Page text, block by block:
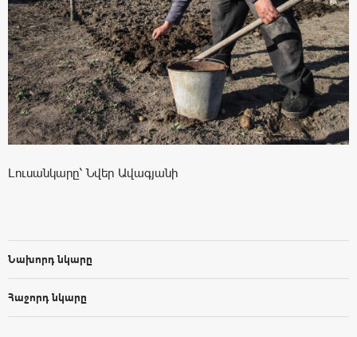
Լուսանկարը՝ Նվեր Ավագյանի
Նախորդ նկարը
Հաջորդ նկարը